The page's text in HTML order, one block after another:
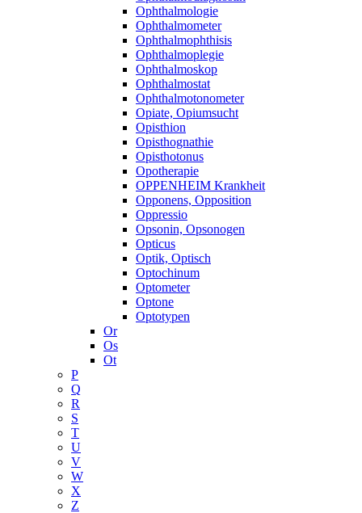
Ophthalmologie
Ophthalmometer
Ophthalmophthisis
Ophthalmoplegie
Ophthalmoskop
Ophthalmostat
Ophthalmotonometer
Opiate, Opiumsucht
Opisthion
Opisthognathie
Opisthotonus
Opotherapie
OPPENHEIM Krankheit
Opponens, Opposition
Oppressio
Opsonin, Opsonogen
Opticus
Optik, Optisch
Optochinum
Optometer
Optone
Optotypen
Or
Os
Ot
P
Q
R
S
T
U
V
W
X
Z